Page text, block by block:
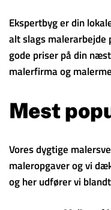
Ekspertbyg er din
alt slags malerarbejde
gode priser på din
malerfirma og
Mest
Vores dygtige
maleropgaver og vi
og her udfører vi